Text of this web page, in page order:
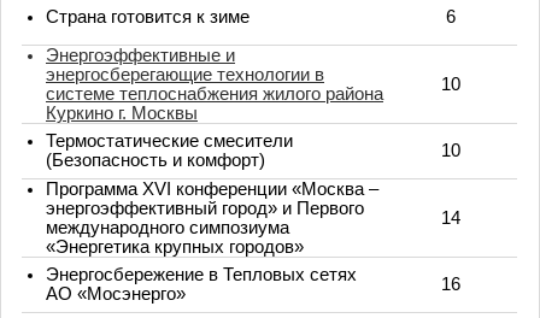
Страна готовится к зиме
6
Энергоэффективные и
энергосберегающие технологии в
системе теплоснабжения жилого района
Куркино г. Москвы
10
Термостатические смесители
(Безопасность и комфорт)
10
Программа XVI конференции «Москва –
энергоэффективный город» и Первого
международного симпозиума
«Энергетика крупных городов»
14
Энергосбережение в Тепловых сетях
АО «Мосэнерго»
16